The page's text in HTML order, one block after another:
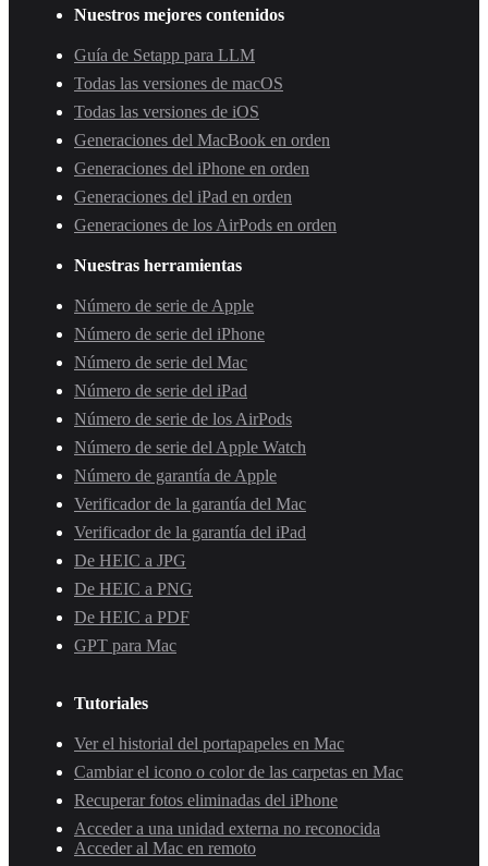
Nuestros mejores contenidos
Guía de Setapp para LLM
Todas las versiones de macOS
Todas las versiones de iOS
Generaciones del MacBook en orden
Generaciones del iPhone en orden
Generaciones del iPad en orden
Generaciones de los AirPods en orden
Nuestras herramientas
Número de serie de Apple
Número de serie del iPhone
Número de serie del Mac
Número de serie del iPad
Número de serie de los AirPods
Número de serie del Apple Watch
Número de garantía de Apple
Verificador de la garantía del Mac
Verificador de la garantía del iPad
De HEIC a JPG
De HEIC a PNG
De HEIC a PDF
GPT para Mac
Tutoriales
Ver el historial del portapapeles en Mac
Cambiar el icono o color de las carpetas en Mac
Recuperar fotos eliminadas del iPhone
Acceder a una unidad externa no reconocida
Acceder al Mac en remoto